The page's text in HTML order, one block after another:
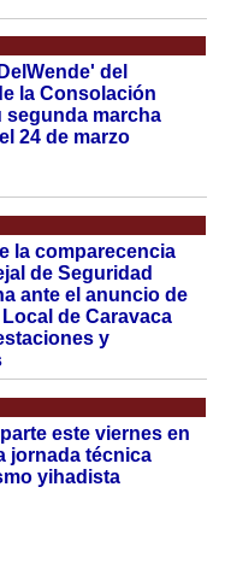
del
la Consolación
segunda marcha
24 de marzo
la comparecencia
de Seguridad
ante el anuncio de
Local de Caravaca
y
este viernes en
jornada técnica
yihadista